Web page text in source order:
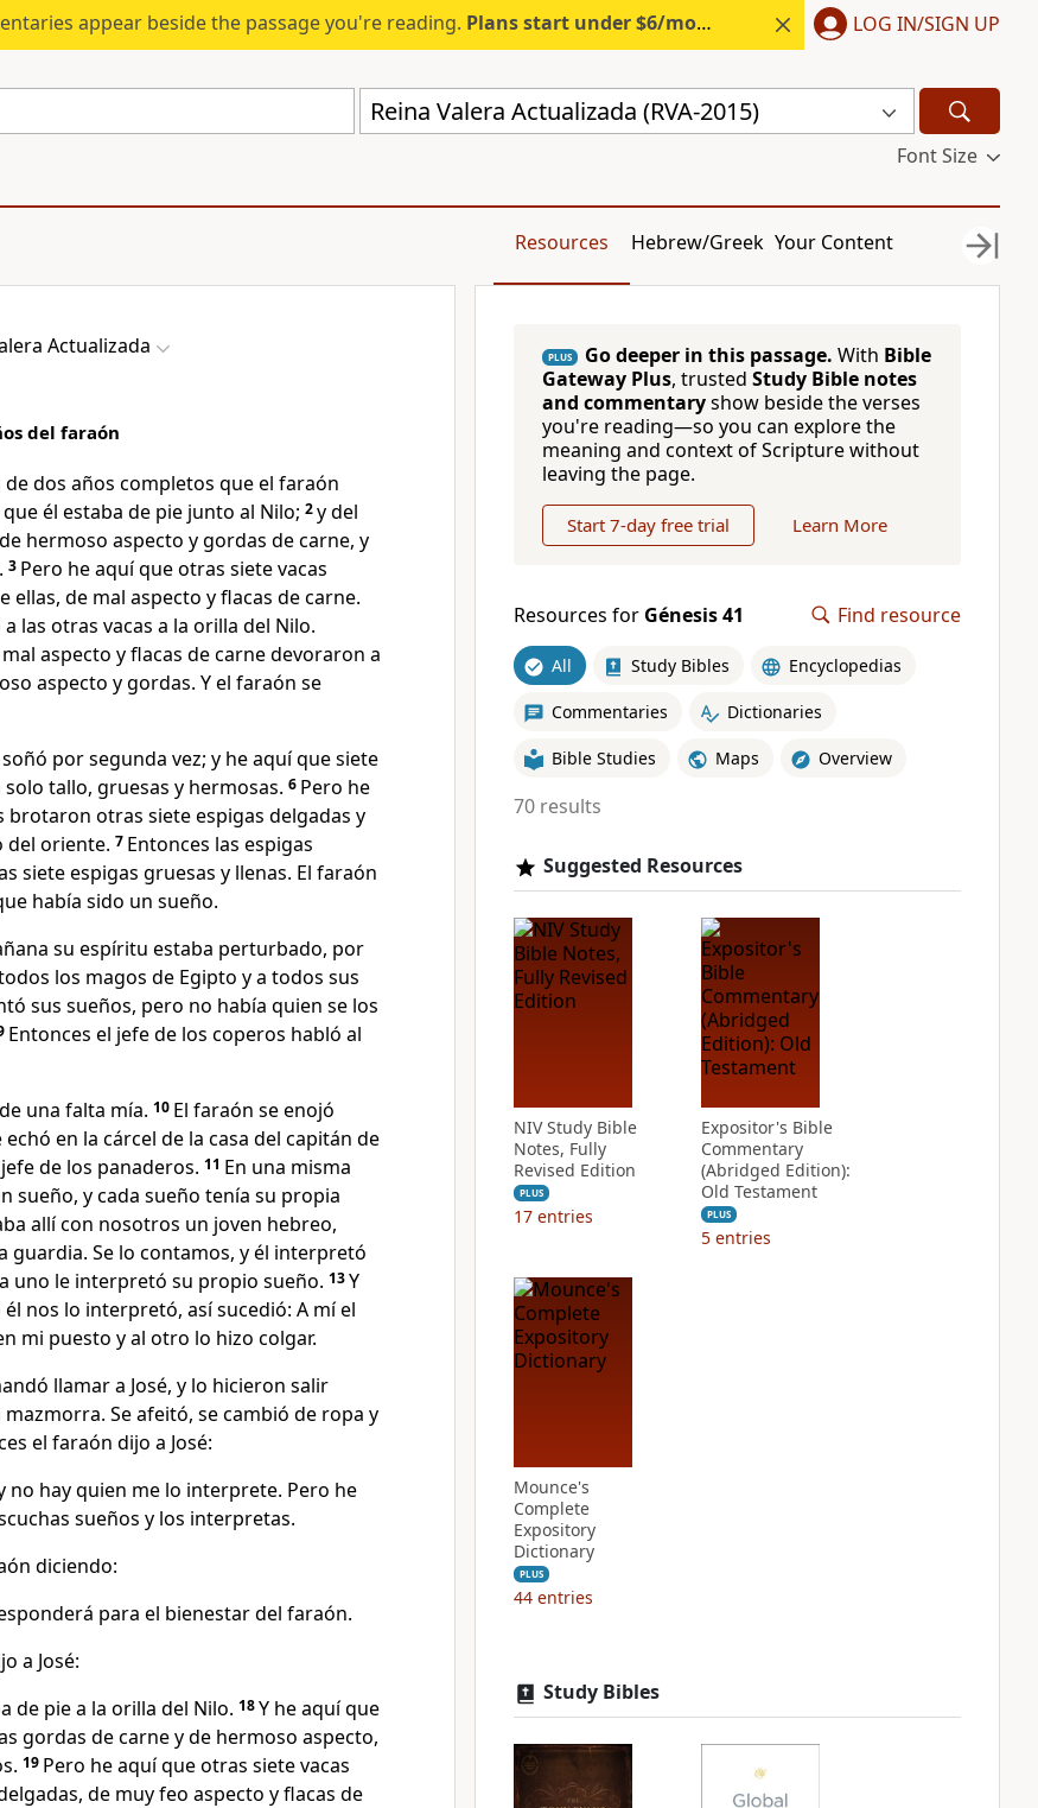
appear beside the passage you're reading. Plans start under $6/month. Start free. LOG IN/SIGN UP
Reina Valera Actualizada (RVA-2015)
Font Size
Resources Hebrew/Greek Your Content
Actualizada
del faraón
dos años completos que el faraón
él estaba de pie junto al Nilo; 2y del
hermoso aspecto y gordas de carne, y
3 Pero he aquí que otras siete vacas
ellas, de mal aspecto y flacas de carne.
las otras vacas a la orilla del Nilo.
aspecto y flacas de carne devoraron a
aspecto y gordas. Y el faraón se
por segunda vez; y he aquí que siete
tallo, gruesas y hermosas. 6 Pero he
brotaron otras siete espigas delgadas y
del oriente. 7 Entonces las espigas
siete espigas gruesas y llenas. El faraón
había sido un sueño.
su espíritu estaba perturbado, por
los magos de Egipto y a todos sus
sus sueños, pero no había quien se los
Entonces el jefe de los coperos habló al
una falta mía. 10 El faraón se enojó
en la cárcel de la casa del capitán de
de los panaderos. 11 En una misma
sueño, y cada sueño tenía su propia
allí con nosotros un joven hebreo,
guardia. Se lo contamos, y él interpretó
uno le interpretó su propio sueño. 13Y
nos lo interpretó, así sucedió: A mí el
mi puesto y al otro lo hizo colgar.
llamar a José, y lo hicieron salir
Se afeitó, se cambió de ropa y
el faraón dijo a José:
hay quien me lo interprete. Pero he
sueños y los interpretas.
diciendo:
para el bienestar del faraón.
a José:
de pie a la orilla del Nilo. 18Y he aquí que
gordas de carne y de hermoso aspecto,
19 Pero he aquí que otras siete vacas
de muy feo aspecto y flacas de
PLUS Go deeper in this passage. With Bible
Gateway Plus, trusted Study Bible notes
and commentaryshow beside the verses
you're reading—so you can explore the
meaning and context of Scripture without
leaving the page.
Start 7-day free trial Learn More
Resources for Génesis 41 Find resource
All Study Bibles Encyclopedias
Commentaries Dictionaries
Bible Studies Maps Overview
70 results
Suggested Resources
NIV Study Bible
Notes, Fully
Revised Edition
PLUS
17 entries
Expositor's Bible
Commentary
(Abridged Edition):
Old Testament
PLUS
5 entries
Mounce's
Complete
Expository
Dictionary
PLUS
44 entries
Study Bibles